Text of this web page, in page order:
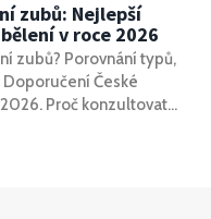
zubů: Nejlepší
v roce 2026
zubů? Porovnání typů,
České
Proč konzultovat